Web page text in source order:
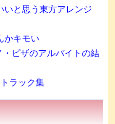
いと思う東方アレンジ
かキモい
ピザのアルバイトの結
ラック集